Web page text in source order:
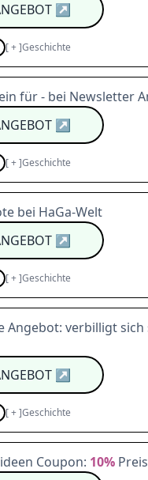
↗
[+]Geschichte
für - bei Newsletter
↗
[+]Geschichte
bei HaGa-Welt
↗
[+]Geschichte
Angebot: verbilligt
↗
[+]Geschichte
Coupon: 10%